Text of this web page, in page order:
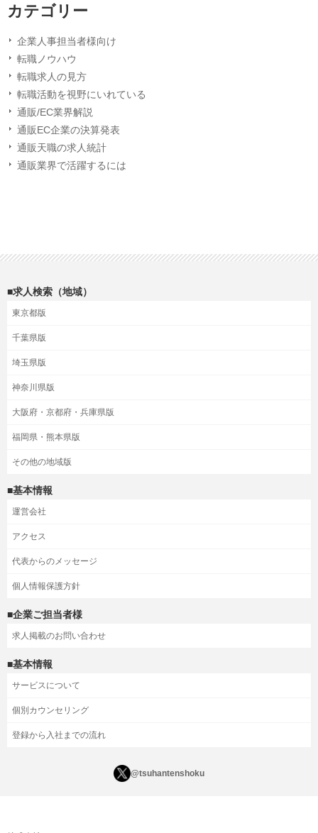
カテゴリー
企業人事担当者様向け
転職ノウハウ
転職求人の見方
転職活動を視野にいれている
通販/EC業界解説
通販EC企業の決算発表
通販天職の求人統計
通販業界で活躍するには
■求人検索（地域）
東京都版
千葉県版
埼玉県版
神奈川県版
大阪府・京都府・兵庫県版
福岡県・熊本県版
その他の地域版
■基本情報
運営会社
アクセス
代表からのメッセージ
個人情報保護方針
■企業ご担当者様
求人掲載のお問い合わせ
■基本情報
サービスについて
個別カウンセリング
登録から入社までの流れ
@tsuhantenshoku